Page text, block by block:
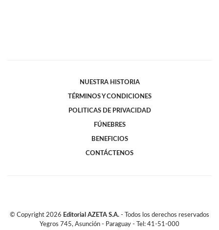
NUESTRA HISTORIA
TÉRMINOS Y CONDICIONES
POLITICAS DE PRIVACIDAD
FÚNEBRES
BENEFICIOS
CONTÁCTENOS
© Copyright 2026 Editorial AZETA S.A. - Todos los derechos reservados
Yegros 745, Asunción - Paraguay - Tel: 41-51-000